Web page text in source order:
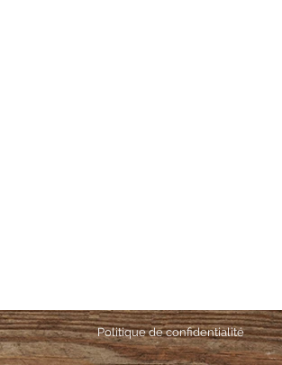
Politique de confidentialité